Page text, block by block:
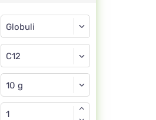
Tipo
Globuli
C12
Globuli